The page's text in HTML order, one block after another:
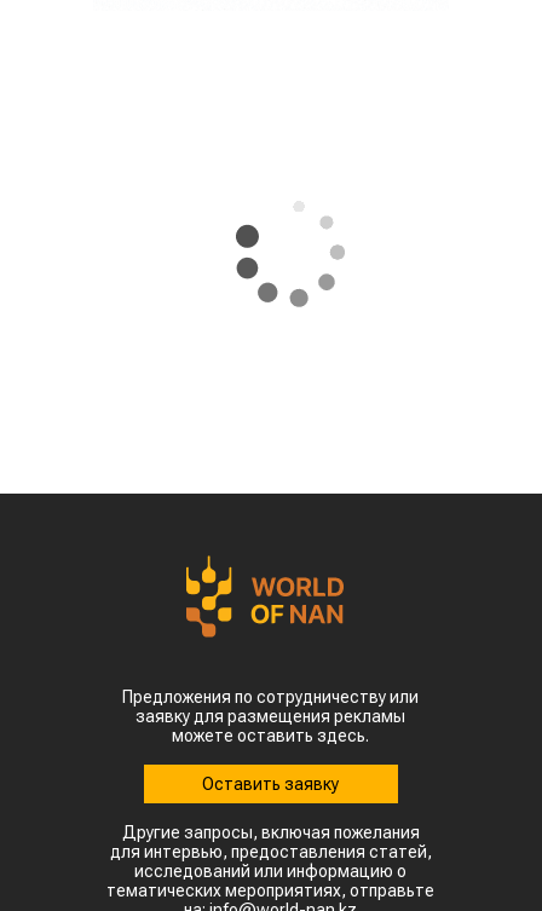
Предложения по сотрудничеству или
заявку для размещения рекламы
можете оставить здесь.
Оставить заявку
Другие запросы, включая пожелания
для интервью, предоставления статей,
исследований или информацию о
тематических мероприятиях, отправьте